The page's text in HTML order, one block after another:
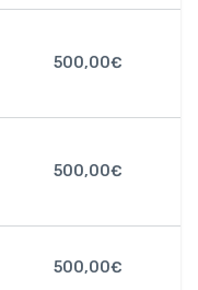
500,00€
500,00€
500,00€